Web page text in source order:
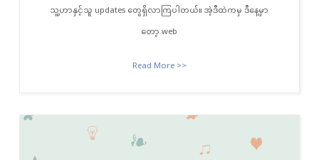
သူ့ဟာနှင့်သူ updates တွေရှိလာကြပါတယ်။ အဲ့ဒီထဲကမှ ဒီနေ့မှာ
တော့ web
Read More >>